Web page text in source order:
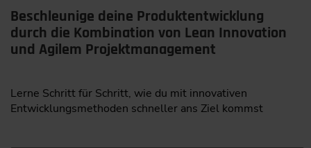
Beschleunige deine Produktentwicklung
durch die Kombination von Lean Innovation
und Agilem Projektmanagement
Lerne Schritt für Schritt, wie du mit innovativen
Entwicklungsmethoden schneller ans Ziel kommst